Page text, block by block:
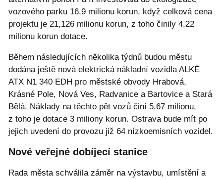
vozového parku 16,9 milionu korun, když celková cena
projektu je 21,126 milionu korun, z toho činily 4,22
milionu korun dotace.
Během následujících několika týdnů budou městu
dodána ještě nová elektrická nákladní vozidla ALKÉ
ATX N1 340 EDH pro městské obvody Hrabová,
Krásné Pole, Nová Ves, Radvanice a Bartovice a Stará
Bělá. Náklady na těchto pět vozů činí 5,67 milionu,
z toho je dotace 3 miliony korun. Ostrava bude mít po
jejich uvedení do provozu již 64 nízkoemisních vozidel.
Nové veřejné dobíjecí stanice
Rada města schválila záměr na výstavbu, umístění a